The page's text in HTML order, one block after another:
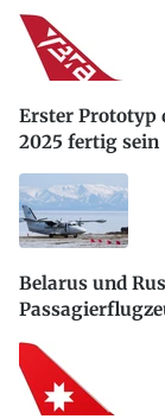
Erster Prototyp
2025 fertig sein
Belarus und